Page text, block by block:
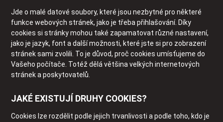
Jde o malé datové soubory, které jsou nezbytné pro některé
funkce webových stránek, jako je třeba přihlašování. Díky
cookies si stránky mohou také zapamatovat různé nastavení,
jako je jazyk, font a další možnosti, které jste si pro zobrazení
stránek sami zvolili. To je důvod, proč cookies umísťujeme do
Vašeho počítače. Totéž dělá většina velkých internetových
stránek a poskytovatelů.
JAKÉ EXISTUJÍ DRUHY COOKIES?
Cookies lze rozdělit podle jejich trvanlivosti a podle toho, kdo je